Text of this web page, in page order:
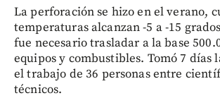
La perforación se hizo en el verano,
temperaturas alcanzan -5 a -15
fue necesario trasladar a la base
equipos y combustibles. Tomó 7 días
el trabajo de 36 personas entre
técnicos.